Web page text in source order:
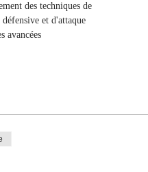
des techniques de
et d'attaque
avancées